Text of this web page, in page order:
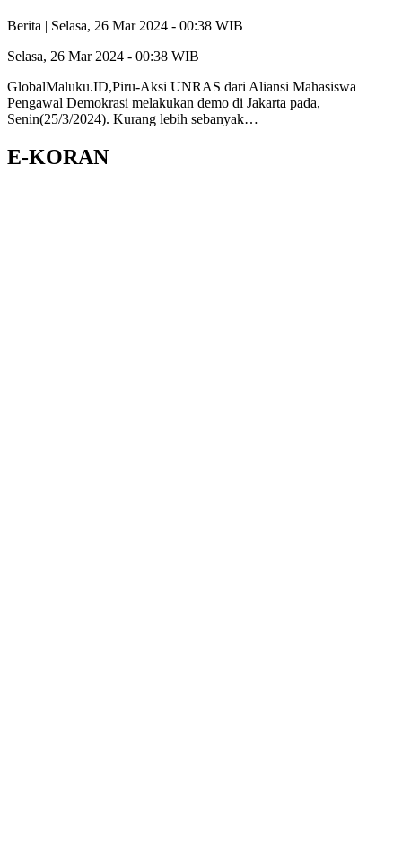
Berita | Selasa, 26 Mar 2024 - 00:38 WIB
Selasa, 26 Mar 2024 - 00:38 WIB
GlobalMaluku.ID,Piru-Aksi UNRAS dari Aliansi Mahasiswa
Pengawal Demokrasi melakukan demo di Jakarta pada,
Senin(25/3/2024). Kurang lebih sebanyak…
E-KORAN